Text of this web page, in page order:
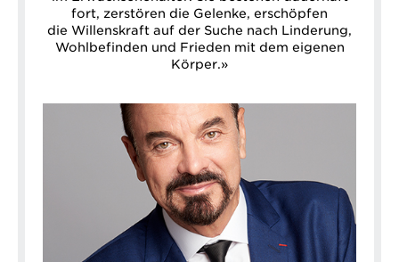
fort, zerstören die Gelenke, erschöpfen
die Willenskraft auf der Suche nach Linderung,
Wohlbefinden und Frieden mit dem eigenen
Körper.»